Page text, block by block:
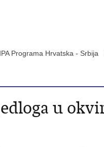
Programa Hrvatska - Srbija
u